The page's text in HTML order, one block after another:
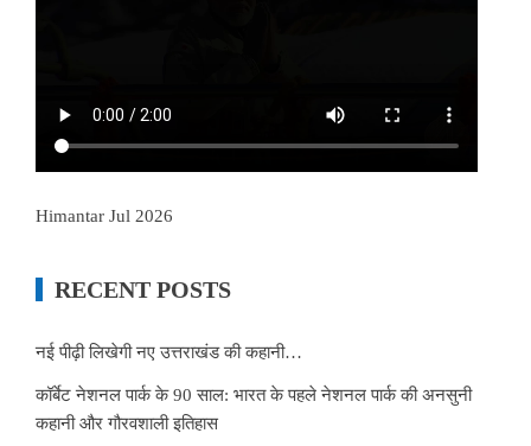
Himantar Jul 2026
RECENT POSTS
नई पीढ़ी लिखेगी नए उत्तराखंड की कहानी…
कॉर्बेट नेशनल पार्क के 90 साल: भारत के पहले नेशनल पार्क की अनसुनी
कहानी और गौरवशाली इतिहास